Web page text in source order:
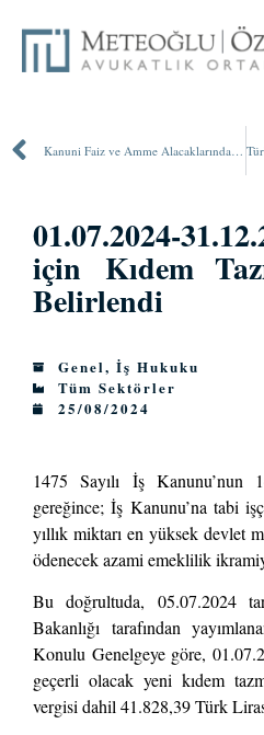
01.07.2024-
için Kıdem
Belirlendi
Genel, İş Hukuku
Tüm Sektörler
25/08/2024
1475 Sayılı İş Kanunu’nun
gereğince; İş Kanunu’na tabi
yıllık miktarı en yüksek devlet
ödenecek azami emeklilik
Bu doğrultuda, 05.07.2024
Bakanlığı tarafından
Konulu Genelgeye göre,
geçerli olacak yeni kıdem
vergisi dahil 41.828,39 Türk